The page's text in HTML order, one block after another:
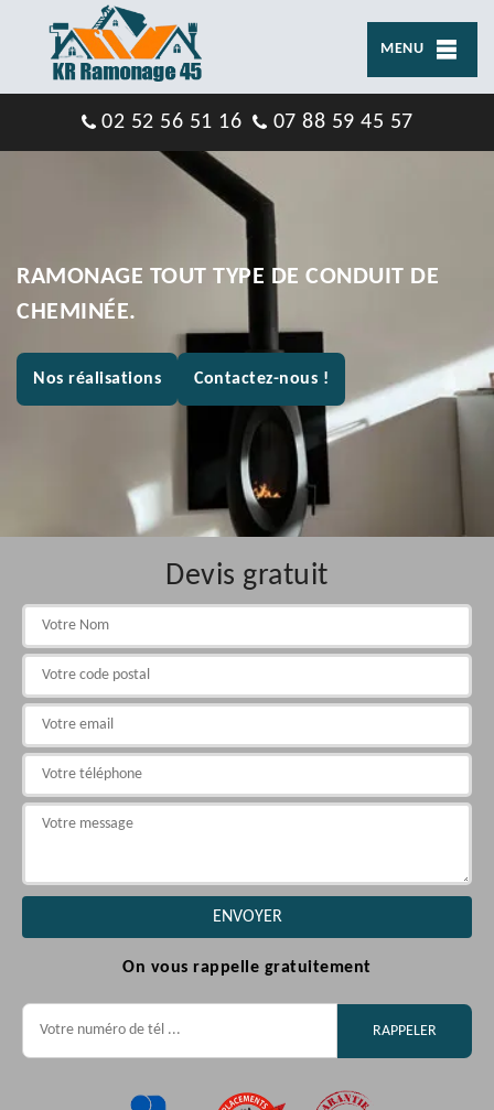
MENU
02 52 56 51 16 07 88 59 45 57
RAMONAGE TOUT TYPE DE CONDUIT DE
CHEMINÉE.
Nos réalisations Contactez-nous !
Devis gratuit
On vous rappelle gratuitement